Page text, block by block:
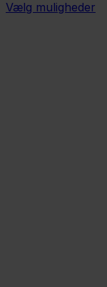
Vælg muligheder